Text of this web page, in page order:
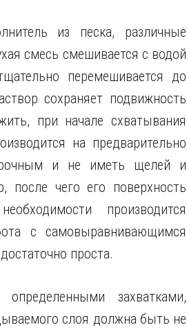
из песка, различные
смесь смешивается с водой
перемешивается до
сохраняет подвижность
при начале схватывания
на предварительно
и не иметь щелей и
после чего его поверхность
производится
с самовыравнивающимся
проста.
захватками,
слоя должна быть не